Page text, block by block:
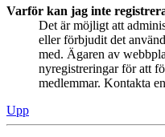
Varför kan jag inte
Det är möjligt att
eller förbjudit det
med. Ägaren av
nyregistreringar för att
medlemmar. Kontakta
Upp